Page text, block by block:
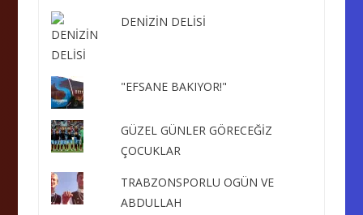
DENİZİN DELİSİ
"EFSANE BAKIYOR!"
GÜZEL GÜNLER GÖRECEĞİZ
ÇOCUKLAR
TRABZONSPORLU OGÜN VE
ABDULLAH